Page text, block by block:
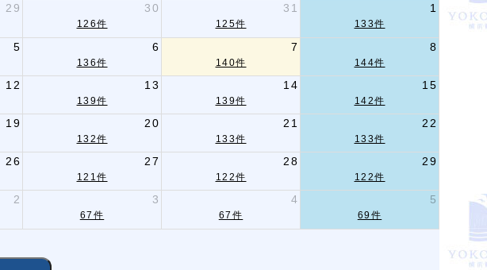
29 30 31 1
126件 125件 133件
5 6 7 8
136件 140件 144件
12 13 14 15
139件 139件 142件
19 20 21 22
132件 133件 133件
26 27 28 29
121件 122件 122件
2 3 4 5
67件 67件 69件